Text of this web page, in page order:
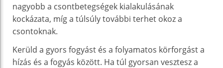
nagyobb a csontbetegségek kialakulásának
kockázata, míg a túlsúly további terhet okoz a
csontoknak.
Kerüld a gyors fogyást és a folyamatos körforgást a
hízás és a fogyás között. Ha túl gyorsan vesztesz a